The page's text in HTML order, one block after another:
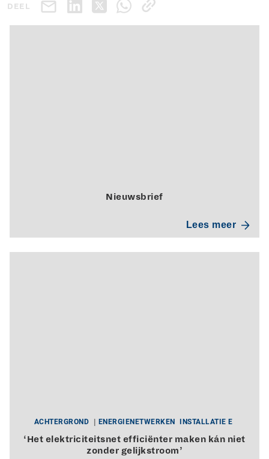
DEEL
Nieuwsbrief
Lees meer
ACHTERGROND ENERGIENETWERKEN INSTALLATIE E
‘Het elektriciteitsnet efficiënter maken kán niet
zonder gelijkstroom’